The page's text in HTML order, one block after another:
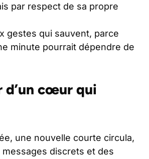
par respect de sa propre
gestes qui sauvent, parce
minute pourrait dépendre de
d’un cœur qui
une nouvelle courte circula,
discrets et des